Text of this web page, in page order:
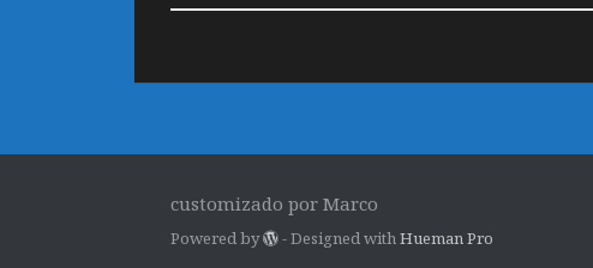
customizado por Marco
Powered by - Designed withHueman Pro